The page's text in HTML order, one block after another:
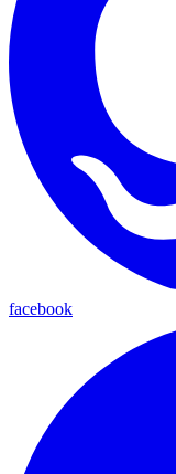
facebook